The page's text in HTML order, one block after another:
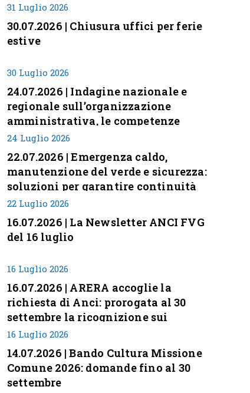
31 Luglio 2026
30.07.2026 | Chiusura uffici per ferie
estive
30 Luglio 2026
24.07.2026 | Indagine nazionale e
regionale sull’organizzazione
amministrativa, le competenze
professionali e i modelli di gestione
nei piccoli Comuni italiani
24 Luglio 2026
22.07.2026 | Emergenza caldo,
manutenzione del verde e sicurezza:
soluzioni per garantire continuità
servizi
22 Luglio 2026
16.07.2026 | La Newsletter ANCI FVG
del 16 luglio
16 Luglio 2026
16.07.2026 | ARERA accoglie la
richiesta di Anci: prorogata al 30
settembre la ricognizione sui
corrispettivi
16 Luglio 2026
14.07.2026 | Bando Cultura Missione
Comune 2026: domande fino al 30
settembre